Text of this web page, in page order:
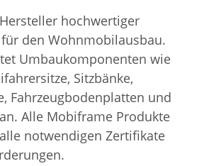
hochwertiger
den Wohnmobilausbau.
Umbaukomponenten wie
Sitzbänke,
Fahrzeugbodenplatten und
Alle Mobiframe Produkte
notwendigen Zertifikate